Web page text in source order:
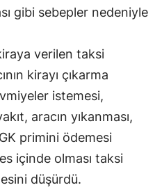
gibi sebepler nedeniyle
verilen taksi
kirayı çıkarma
istemesi,
aracın yıkanması,
primini ödemesi
içinde olması taksi
düşürdü.